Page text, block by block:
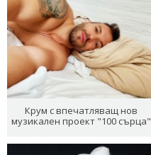
Крум с впечатляващ нов
музикален проект "100 сърца"